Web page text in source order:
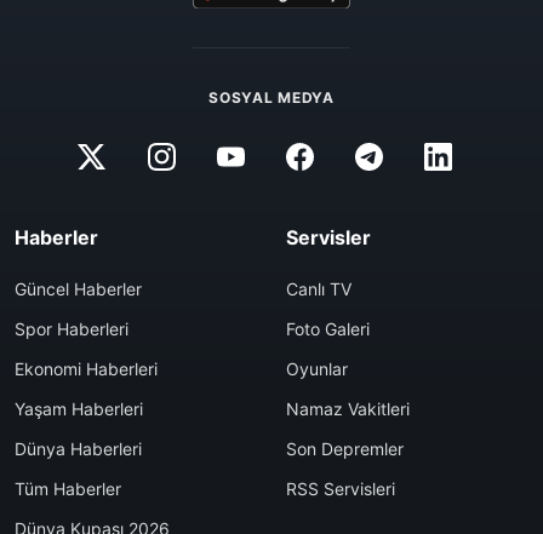
SOSYAL MEDYA
Haberler
Güncel Haberler
Spor Haberleri
Ekonomi Haberleri
Yaşam Haberleri
Dünya Haberleri
Tüm Haberler
Dünya Kupası 2026
Servisler
Canlı TV
Foto Galeri
Oyunlar
Namaz Vakitleri
Son Depremler
RSS Servisleri